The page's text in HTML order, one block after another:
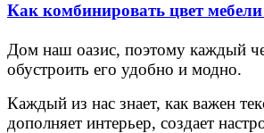
Как комбинировать цвет
Дом наш оазис, поэтому каждый
обустроить его удобно и модно.
Каждый из нас знает, как важен
дополняет интерьер, создает